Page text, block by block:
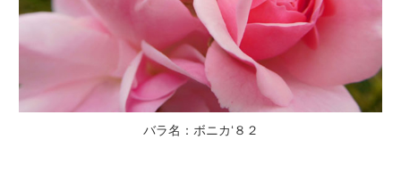
バラ名：ボニカ‘８２